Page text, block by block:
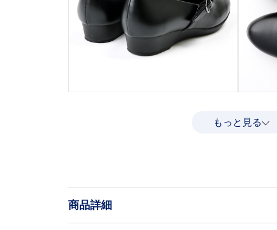
もっと見る
商品詳細